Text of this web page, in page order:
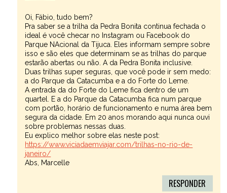
Oi, Fábio, tudo bem?
Pra saber se a trilha da Pedra Bonita continua fechada o
ideal é você checar no Instagram ou Facebook do
Parque NAcional da Tijuca. Eles informam sempre sobre
isso e são eles que determinam se as trilhas do parque
estarão abertas ou não. A da Pedra Bonita inclusive.
Duas trilhas super seguras, que você pode ir sem medo:
a do Parque da Catacumba e a do Forte do Leme.
A entrada da do Forte do Leme fica dentro de um
quartel. E a do Parque da Catacumba fica num parque
com portão, horário de funcionamento e numa área bem
segura da cidade. Em 20 anos morando aqui nunca ouvi
sobre problemas nessas duas.
Eu explico melhor sobre elas neste post:
https://www.viciadaemviajar.com/trilhas-no-rio-de-
janeiro/
Abs, Marcelle
RESPONDER